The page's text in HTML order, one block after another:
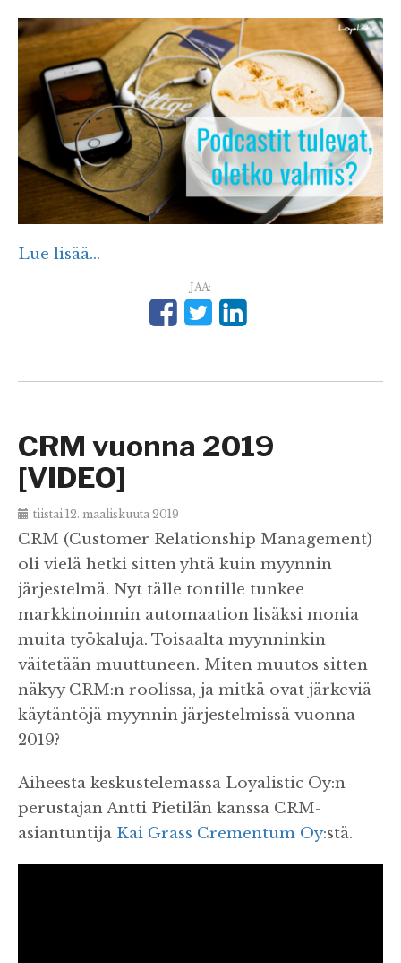
Lue lisää...
JAA:
CRM vuonna 2019
[VIDEO]
tiistai 12. maaliskuuta 2019
CRM (Customer Relationship Management)
oli vielä hetki sitten yhtä kuin myynnin
järjestelmä. Nyt tälle tontille tunkee
markkinoinnin automaation lisäksi monia
muita työkaluja. Toisaalta myynninkin
väitetään muuttuneen. Miten muutos sitten
näkyy CRM:n roolissa, ja mitkä ovat järkeviä
käytäntöjä myynnin järjestelmissä vuonna
2019?
Aiheesta keskustelemassa Loyalistic Oy:n
perustajan Antti Pietilän kanssa CRM-
asiantuntija Kai Grass Crementum Oy:stä.